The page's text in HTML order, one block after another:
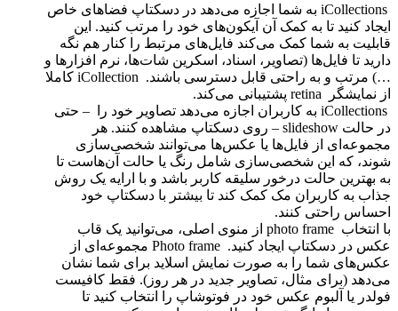
iCollections به شما اجازه می‌دهد در دسکتاپ فضاهای خاص
ایجاد کنید تا به کمک آن آیکون‌های خود را مرتب کنید. این
قابلیت به شما کمک می‌کند فایل‌های مرتبط را کنار هم نگه
دارید تا فایل‌ها (تصاویر، اسناد، اسکرین شات‌ها، نرم افزارها و
…) مرتب و به راحتی قابل دسترسی باشند. iCollection کاملا
از نمایشگر
retina پشتیبانی می‌کند.
iCollections به کاربران اجازه می‌دهد تصاویر خود را – حتی
در حالت slideshow – روی دسکتاپ مشاهده کنند. هر
مجموعه‌ای از فایل‌ها یا عکس‌ها می‌توانند شخصی‌سازی
شوند، که این شخصی‌سازی شامل رنگ یا حالت آن‌هاست تا
به بهترین حالت درخور سلیقه کاربر باشد و با ارایه یک روش
جذاب به کاربران مک کمک کند تا بیشتر با دسکتاپ خود
احساس راحتی کنند.
با انتخاب photo frame از منوی اصلی، می‌توانید یک قاب
عکس در دسکتاپ ایجاد کنید. Photo frame مجموعه‌ای از
عکس‌های شما را به صورت نمایش اسلاید برای شما نشان
می‌دهد (برای مثال، تصاویر جدید در هر روز). فقط کافیست
فولدر یا آلبوم عکس خود در فوتوشاپ را انتخاب کنید تا